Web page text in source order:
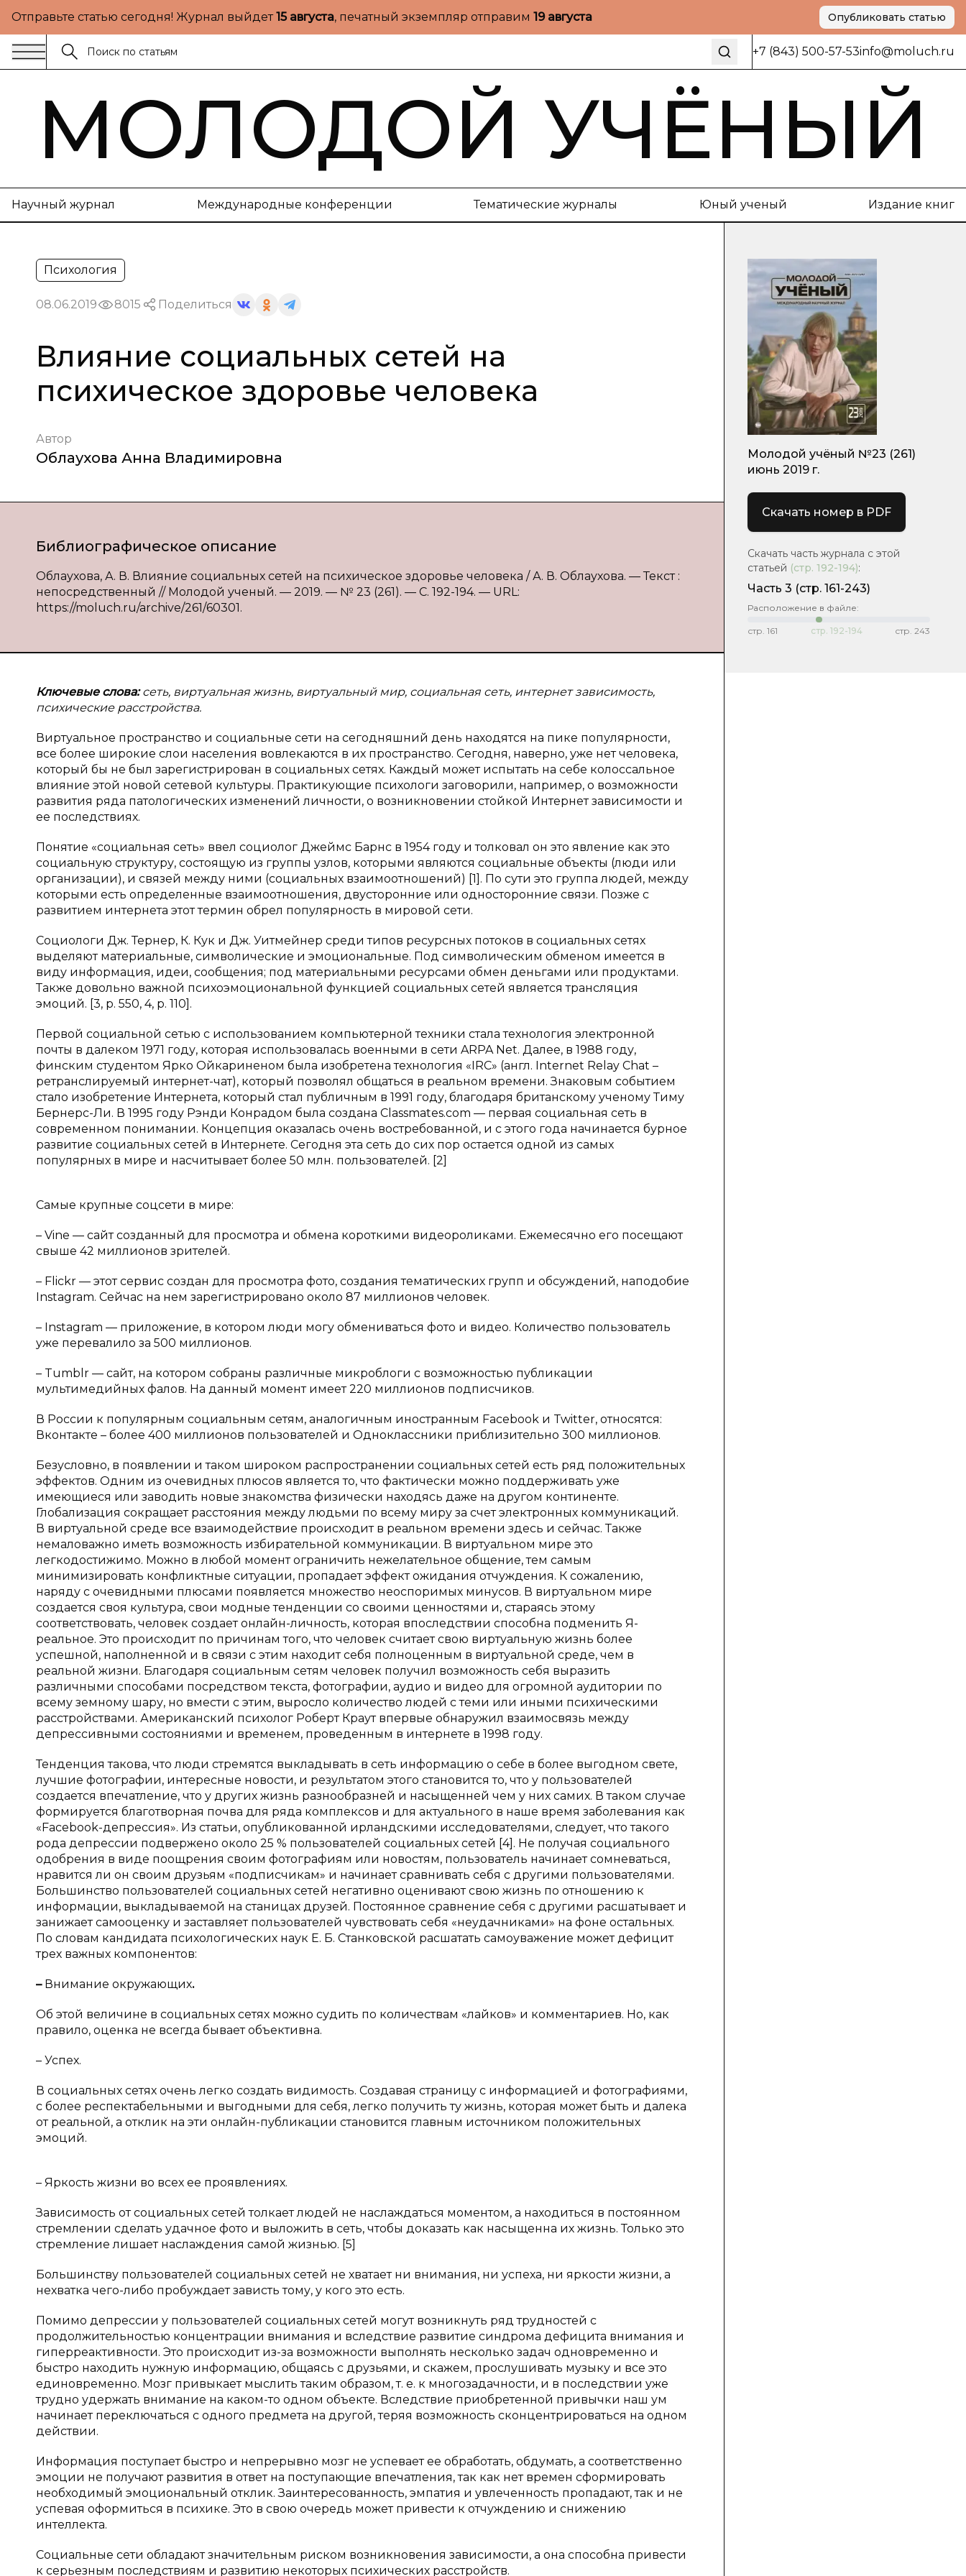
Отправьте статью сегодня! Журнал выйдет15 августа, печатный экземпляр отправим 19 августа Опубликовать статью
+7 (843) 500-57-53info@moluch.ru
МОЛОДОЙ УЧЁНЫЙ
Научный журнал Международные конференции Тематические журналы Юный ученый Издание книг
Психология
08.06.2019 8015 Поделиться
Влияние социальных сетей на
психическое здоровье человека
Автор
Облаухова Анна Владимировна
Библиографическое описание
Облаухова, А. В. Влияние социальных сетей на психическое здоровье человека / А. В. Облаухова. — Текст :
непосредственный // Молодой ученый. — 2019. — № 23 (261). — С. 192-194. — URL:
https://moluch.ru/archive/261/60301.
Ключевые слова:сеть, виртуальная жизнь, виртуальный мир, социальная сеть, интернет зависимость,
психические расстройства.
Виртуальное пространство и социальные сети на сегодняшний день находятся на пике популярности,
все более широкие слои населения вовлекаются в их пространство. Сегодня, наверно, уже нет человека,
который бы не был зарегистрирован в социальных сетях. Каждый может испытать на себе колоссальное
влияние этой новой сетевой культуры. Практикующие психологи заговорили, например, о возможности
развития ряда патологических изменений личности, о возникновении стойкой Интернет зависимости и
ее последствиях.
Понятие «социальная сеть» ввел социолог Джеймс Барнс в 1954 году и толковал он это явление как это
социальную структуру, состоящую из группы узлов, которыми являются социальные объекты (люди или
организации), и связей между ними (социальных взаимоотношений) [1]. По сути это группа людей, между
которыми есть определенные взаимоотношения, двусторонние или односторонние связи. Позже с
развитием интернета этот термин обрел популярность в мировой сети.
Социологи Дж. Тернер, К. Кук и Дж. Уитмейнер среди типов ресурсных потоков в социальных сетях
выделяют материальные, символические и эмоциональные. Под символическим обменом имеется в
виду информация, идеи, сообщения; под материальными ресурсами обмен деньгами или продуктами.
Также довольно важной психоэмоциональной функцией социальных сетей является трансляция
эмоций. [3, р. 550, 4, р. 110].
Первой социальной сетью с использованием компьютерной техники стала технология электронной
почты в далеком 1971 году, которая использовалась военными в сети ARPA Net. Далее, в 1988 году,
финским студентом Ярко Ойкариненом была изобретена технология «IRC» (англ. Internet Relay Chat –
ретранслируемый интернет-чат), который позволял общаться в реальном времени. Знаковым событием
стало изобретение Интернета, который стал публичным в 1991 году, благодаря британскому ученому Тиму
Бернерс-Ли. В 1995 году Рэнди Конрадом была создана Classmates.com — первая социальная сеть в
современном понимании. Концепция оказалась очень востребованной, и с этого года начинается бурное
развитие социальных сетей в Интернете. Сегодня эта сеть до сих пор остается одной из самых
популярных в мире и насчитывает более 50 млн. пользователей. [2]
Самые крупные соцсети в мире:
– Vine — сайт созданный для просмотра и обмена короткими видеороликами. Ежемесячно его посещают
свыше 42 миллионов зрителей.
– Flickr — этот сервис создан для просмотра фото, создания тематических групп и обсуждений, наподобие
Instagram. Сейчас на нем зарегистрировано около 87 миллионов человек.
– Instagram — приложение, в котором люди могу обмениваться фото и видео. Количество пользователь
уже перевалило за 500 миллионов.
– Tumblr — сайт, на котором собраны различные микроблоги с возможностью публикации
мультимедийных фалов. На данный момент имеет 220 миллионов подписчиков.
В России к популярным социальным сетям, аналогичным иностранным Facebook и Twitter, относятся:
Вконтакте – более 400 миллионов пользователей и Одноклассники приблизительно 300 миллионов.
Безусловно, в появлении и таком широком распространении социальных сетей есть ряд положительных
эффектов. Одним из очевидных плюсов является то, что фактически можно поддерживать уже
имеющиеся или заводить новые знакомства физически находясь даже на другом континенте.
Глобализация сокращает расстояния между людьми по всему миру за счет электронных коммуникаций.
В виртуальной среде все взаимодействие происходит в реальном времени здесь и сейчас. Также
немаловажно иметь возможность избирательной коммуникации. В виртуальном мире это
легкодостижимо. Можно в любой момент ограничить нежелательное общение, тем самым
минимизировать конфликтные ситуации, пропадает эффект ожидания отчуждения. К сожалению,
наряду с очевидными плюсами появляется множество неоспоримых минусов. В виртуальном мире
создается своя культура, свои модные тенденции со своими ценностями и, стараясь этому
соответствовать, человек создает онлайн-личность, которая впоследствии способна подменить Я-
реальное. Это происходит по причинам того, что человек считает свою виртуальную жизнь более
успешной, наполненной и в связи с этим находит себя полноценным в виртуальной среде, чем в
реальной жизни. Благодаря социальным сетям человек получил возможность себя выразить
различными способами посредством текста, фотографии, аудио и видео для огромной аудитории по
всему земному шару, но вмести с этим, выросло количество людей с теми или иными психическими
расстройствами. Американский психолог Роберт Краут впервые обнаружил взаимосвязь между
депрессивными состояниями и временем, проведенным в интернете в 1998 году.
Тенденция такова, что люди стремятся выкладывать в сеть информацию о себе в более выгодном свете,
лучшие фотографии, интересные новости, и результатом этого становится то, что у пользователей
создается впечатление, что у других жизнь разнообразней и насыщенней чем у них самих. В таком случае
формируется благотворная почва для ряда комплексов и для актуального в наше время заболевания как
«Facebook-депрессия». Из статьи, опубликованной ирландскими исследователями, следует, что такого
рода депрессии подвержено около 25 % пользователей социальных сетей [4]. Не получая социального
одобрения в виде поощрения своим фотографиям или новостям, пользователь начинает сомневаться,
нравится ли он своим друзьям «подписчикам» и начинает сравнивать себя с другими пользователями.
Большинство пользователей социальных сетей негативно оценивают свою жизнь по отношению к
информации, выкладываемой на станицах друзей. Постоянное сравнение себя с другими расшатывает и
занижает самооценку и заставляет пользователей чувствовать себя «неудачниками» на фоне остальных.
По словам кандидата психологических наук Е. Б. Станковской расшатать самоуважение может дефицит
трех важных компонентов:
–Внимание окружающих.
Об этой величине в социальных сетях можно судить по количествам «лайков» и комментариев. Но, как
правило, оценка не всегда бывает объективна.
– Успех.
В социальных сетях очень легко создать видимость. Создавая страницу с информацией и фотографиями,
с более респектабельными и выгодными для себя, легко получить ту жизнь, которая может быть и далека
от реальной, а отклик на эти онлайн-публикации становится главным источником положительных
эмоций.
– Яркость жизни во всех ее проявлениях.
Зависимость от социальных сетей толкает людей не наслаждаться моментом, а находиться в постоянном
стремлении сделать удачное фото и выложить в сеть, чтобы доказать как насыщенна их жизнь. Только это
стремление лишает наслаждения самой жизнью. [5]
Большинству пользователей социальных сетей не хватает ни внимания, ни успеха, ни яркости жизни, а
нехватка чего-либо пробуждает зависть тому, у кого это есть.
Помимо депрессии у пользователей социальных сетей могут возникнуть ряд трудностей с
продолжительностью концентрации внимания и вследствие развитие синдрома дефицита внимания и
гиперреактивности. Это происходит из-за возможности выполнять несколько задач одновременно и
быстро находить нужную информацию, общаясь с друзьями, и скажем, прослушивать музыку и все это
единовременно. Мозг привыкает мыслить таким образом, т. е. к многозадачности, и в последствии уже
трудно удержать внимание на каком-то одном объекте. Вследствие приобретенной привычки наш ум
начинает переключаться с одного предмета на другой, теряя возможность сконцентрироваться на одном
действии.
Информация поступает быстро и непрерывно мозг не успевает ее обработать, обдумать, а соответственно
эмоции не получают развития в ответ на поступающие впечатления, так как нет времен сформировать
необходимый эмоциональный отклик. Заинтересованность, эмпатия и увлеченность пропадают, так и не
успевая оформиться в психике. Это в свою очередь может привести к отчуждению и снижению
интеллекта.
Социальные сети обладают значительным риском возникновения зависимости, а она способна привести
к серьезным последствиям и развитию некоторых психических расстройств.
Молодой учёный №23 (261)
июнь 2019 г.
Скачать номер в PDF
Скачать часть журнала с этой
статьей (стр. 192-194):
Часть 3 (стр. 161-243)
Расположение в файле:
стр. 161 стр. 192-194 стр. 243